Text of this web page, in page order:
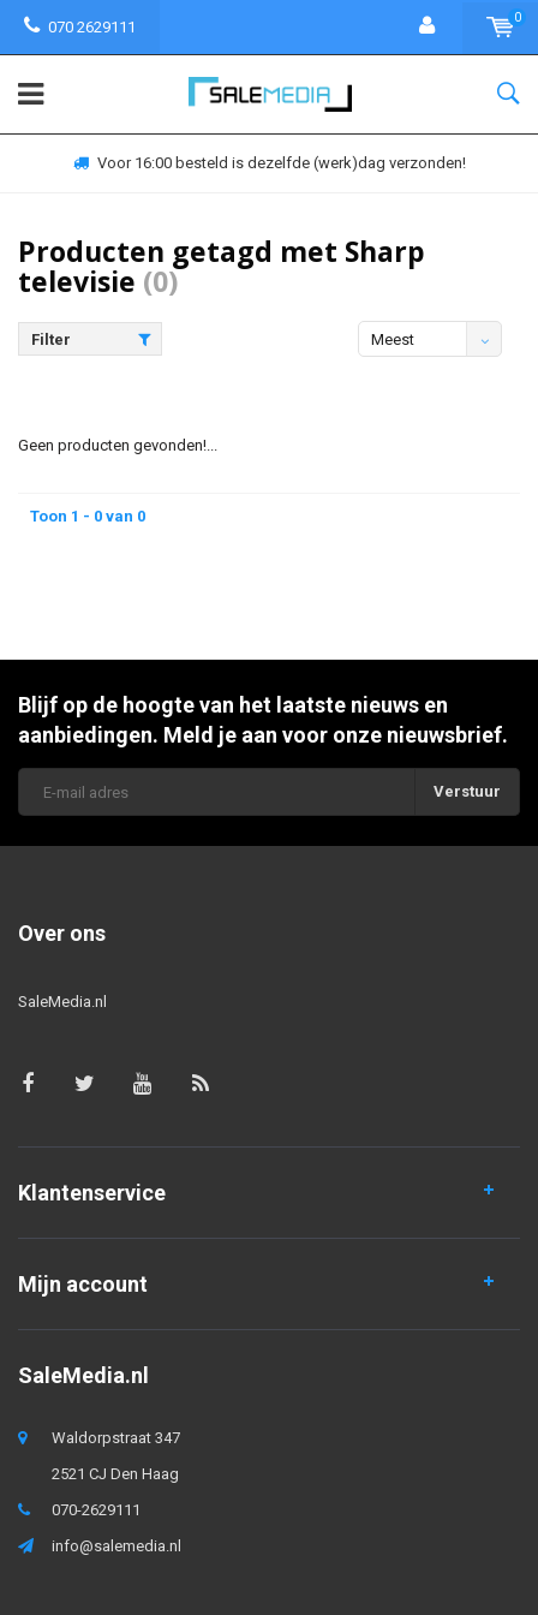
070 2629111
0
Voor 16:00 besteld is dezelfde (werk)dag verzonden!
Producten getagd met Sharp
televisie (0)
Filter
Meest
Geen producten gevonden!...
Toon 1 - 0 van 0
Blijf op de hoogte van het laatste nieuws en
aanbiedingen. Meld je aan voor onze nieuwsbrief.
Verstuur
Over ons
SaleMedia.nl
Klantenservice
Mijn account
SaleMedia.nl
Waldorpstraat 347
2521 CJ Den Haag
070-2629111
info@salemedia.nl